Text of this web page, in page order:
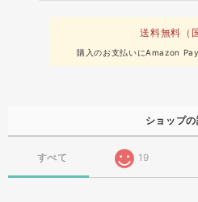
送料無料（
購入のお支払いにAmazon
ショップ
すべて 19